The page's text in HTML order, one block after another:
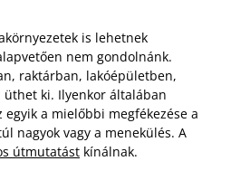
is lehetnek
nem gondolnánk.
raktárban, lakóépületben,
ki. Ilyenkor általában
a mielőbbi megfékezése a
nagyok vagy a menekülés. A
útmutatást kínálnak.